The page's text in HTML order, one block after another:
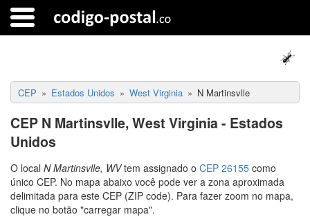
CEP Estados Unidos West Virginia N Martinsvlle
CEP N Martinsvlle, West Virginia - Estados
Unidos
O local N Martinsvlle, WVtem assignado o CEP 26155 como
único CEP. No mapa abaixo você pode ver a zona aproximada
delimitada para este CEP (ZIP code). Para fazer zoom no mapa,
clique no botão "carregar mapa".